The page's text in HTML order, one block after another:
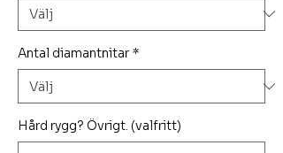
Antal diamantnitar *
Hård rygg? Övrigt. (valfritt)